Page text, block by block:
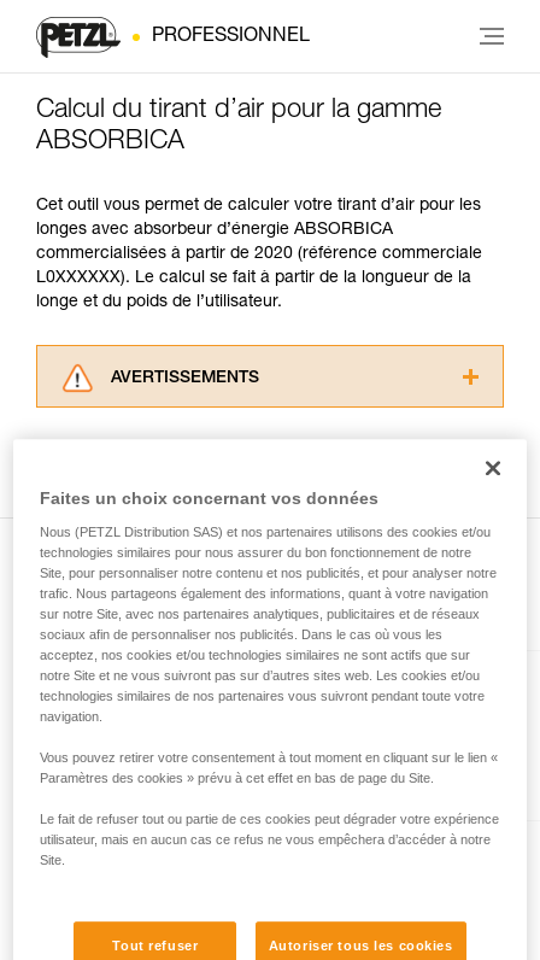
PROFESSIONNEL
Calcul du tirant d’air pour la gamme
ABSORBICA
Cet outil vous permet de calculer votre tirant d’air pour les
longes avec absorbeur d’énergie ABSORBICA
commercialisées à partir de 2020 (référence commerciale
L0XXXXXX). Le calcul se fait à partir de la longueur de la
longe et du poids de l’utilisateur.
AVERTISSEMENTS
informations de la notice technique pour
d’informations.
Maîtriser ces techniques nécessite une
formation et un entraînement spécifique. Validez
avec un professionnel votre capacité à refaire
la manipulation, seul, en toute sécurité, avant
de la reproduire en autonomie.
Nous donnons des exemples de techniques
Présent dans l'article
ABSORBICA®-I 80
d'énergie intégré
Faites un choix concernant vos données
Nous (PETZL Distribution SAS) et nos partenaires utilisons des cookies et/ou
technologies similaires pour nous assurer du bon fonctionnement de notre
Site, pour personnaliser notre contenu et nos publicités, et pour analyser notre
trafic. Nous partageons également des informations, quant à votre navigation
sur notre Site, avec nos partenaires analytiques, publicitaires et de réseaux
sociaux afin de personnaliser nos publicités. Dans le cas où vous les
acceptez, nos cookies et/ou technologies similaires ne sont actifs que sur
notre Site et ne vous suivront pas sur d’autres sites web. Les cookies et/ou
technologies similaires de nos partenaires vous suivront pendant toute votre
navigation.
Vous pouvez retirer votre consentement à tout moment en cliquant sur le lien «
Paramètres des cookies » prévu à cet effet en bas de page du Site.
Le fait de refuser tout ou partie de ces cookies peut dégrader votre expérience
utilisateur, mais en aucun cas ce refus ne vous empêchera d’accéder à notre
Site.
Tout refuser Autoriser tous les cookies